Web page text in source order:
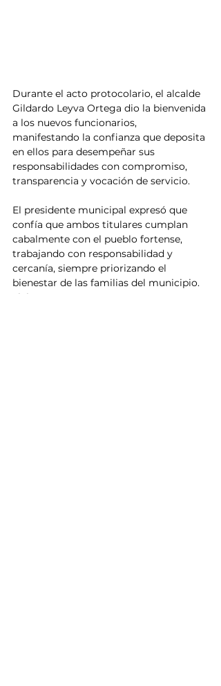
Durante el acto protocolario, el alcalde
Gildardo Leyva Ortega dio la bienvenida
a los nuevos funcionarios,
manifestando la confianza que deposita
en ellos para desempeñar sus
responsabilidades con compromiso,
transparencia y vocación de servicio.
El presidente municipal expresó que
confía que ambos titulares cumplan
cabalmente con el pueblo fortense,
trabajando con responsabilidad y
cercanía, siempre priorizando el
bienestar de las familias del municipio.
Noticias